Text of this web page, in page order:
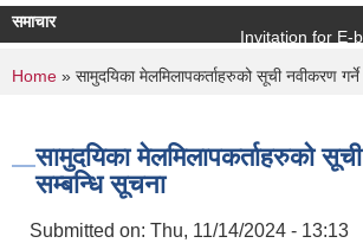
समाचार
Invitation for E-bid
You are here
Home » सामुदयिका मेलमिलापकर्ताहरुको सूची नवीकरण
सामुदयिका मेलमिलापकर्ताहरुको
सम्बन्धि सूचना
Submitted on: Thu, 11/14/2024 - 13:13